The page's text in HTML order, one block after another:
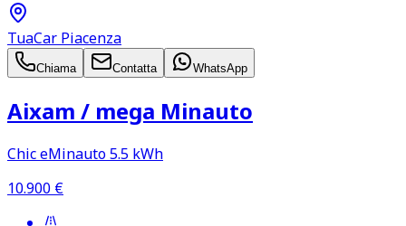
TuaCar Piacenza
Chiama Contatta WhatsApp
Aixam /​ mega Minauto
Chic eMinauto 5.5 kWh
10.900 €